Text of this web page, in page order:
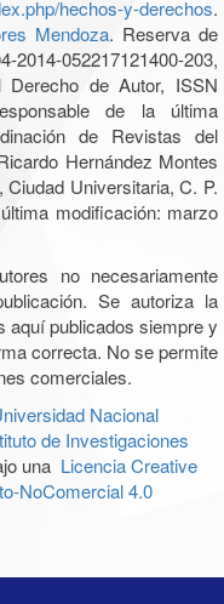
hechos-y-derechos.
Mendoza. Reserva de
052217121400-203,
de Autor, ISSN
de la última
de Revistas del
Hernández Montes
Universitaria, C. P.
modificación: marzo
no necesariamente
Se autoriza la
aquí publicados siempre y
correcta. No se permite
comerciales.
Nacional
de Investigaciones
una Licencia Creative
NoComercial 4.0